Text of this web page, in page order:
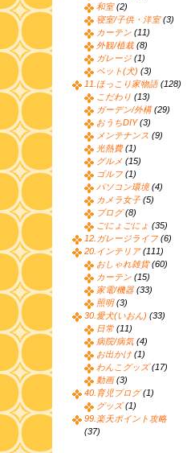
和室(2)
寝室/子供・洋室(3)
カーテン (11)
外観/植栽(8)
ガレージ (1)
ペット(犬) (3)
11.ほっこり家物語(128)
こだわり (13)
ガーデン/外構(29)
おうちDIY(3)
メンテナンス (9)
光熱費(1)
グルメ (15)
ゴルフ (1)
パソコン環境(4)
カメラ女子 (5)
ブログ(8)
ごにょごにょ (35)
12.ガレージライフ (6)
20.インテリア(111)
おしゃれ雑貨(60)
カーテン (15)
家電/機器 (33)
照明(3)
30.愛犬(いおん) (33)
日常 (11)
病院/病気 (4)
お出かけ (1)
わんこグッズ(17)
動画(3)
40.育児ブログ(1)
グッズ(1)
99.楽天ポイント攻略
(37)